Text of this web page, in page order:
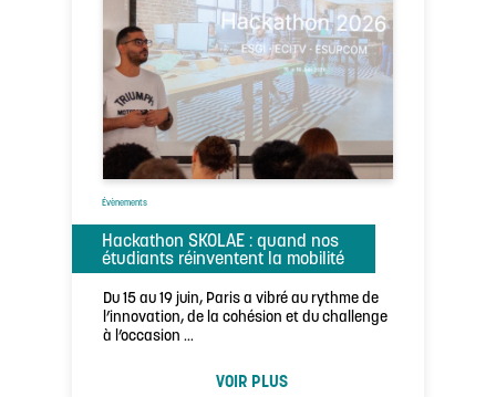
Évènements
Hackathon SKOLAE : quand nos
étudiants réinventent la mobilité
Du 15 au 19 juin, Paris a vibré au rythme de
l’innovation, de la cohésion et du challenge
à l’occasion …
VOIR PLUS